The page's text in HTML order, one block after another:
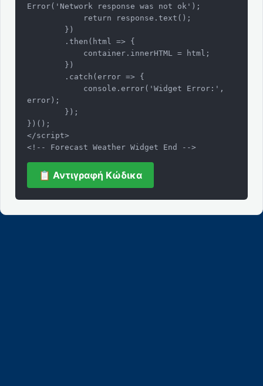
Error('Network response was not ok');
error);
})();
</script>
<!-- Forecast Weather Widget End -->
📋 Αντιγραφή Κώδικα